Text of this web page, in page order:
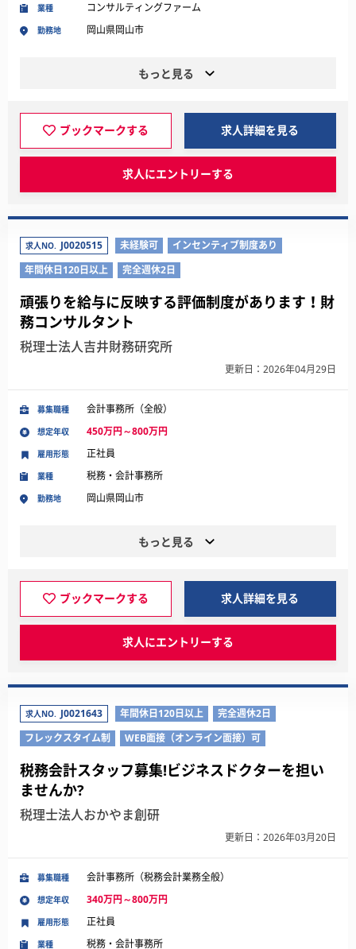
業種 コンサルティングファーム
勤務地 岡山県岡山市
もっと見る
ブックマークする 求人詳細を見る
求人にエントリーする
求人NO. J0020515 未経験可
インセンティブ制度あり
年間休日120日以上
完全週休2日
頑張りを給与に反映する評価制度があります！財
務コンサルタント
税理士法人吉井財務研究所
更新日：2026年04月29日
募集職種 会計事務所（全般）
想定年収 450万円～800万円
業種 税務・会計事務所
勤務地 岡山県岡山市
雇用形態 正社員
もっと見る
ブックマークする 求人詳細を見る
求人にエントリーする
求人NO. J0021643 年間休日120日以上
完全週休2日
フレックスタイム制
WEB面接（オンライン面接）可
税務会計スタッフ募集!ビジネスドクターを担い
ませんか?
税理士法人おかやま創研
更新日：2026年03月20日
募集職種 会計事務所（税務会計業務全般）
想定年収 340万円～800万円
業種 税務・会計事務所
雇用形態 正社員